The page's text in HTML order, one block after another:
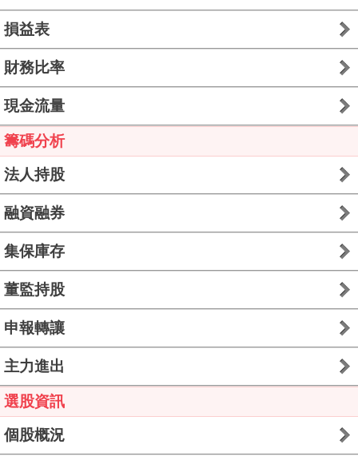
損益表
財務比率
現金流量
籌碼分析
法人持股
融資融券
集保庫存
董監持股
申報轉讓
主力進出
選股資訊
個股概況